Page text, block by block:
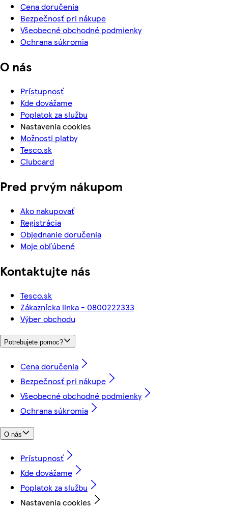
Cena doručenia
Bezpečnosť pri nákupe
Všeobecné obchodné podmienky
Ochrana súkromia
O nás
Prístupnosť
Kde dovážame
Poplatok za službu
Nastavenia cookies
Možnosti platby
Tesco.sk
Clubcard
Pred prvým nákupom
Ako nakupovať
Registrácia
Objednanie doručenia
Moje obľúbené
Kontaktujte nás
Tesco.sk
Zákaznícka linka - 0800222333
Výber obchodu
Potrebujete pomoc?
Cena doručenia
Bezpečnosť pri nákupe
Všeobecné obchodné podmienky
Ochrana súkromia
O nás
Prístupnosť
Kde dovážame
Poplatok za službu
Nastavenia cookies